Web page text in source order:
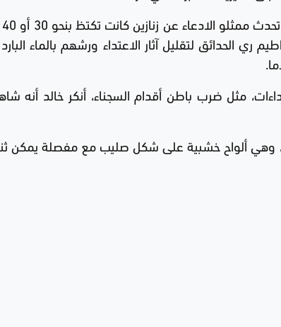
الحدائق لتقليل آثار الاعتداء ورشهم بالماء
مثل ضرب باطن أقدام السجناء، أنكر خالد أنه
وهي ألواح خشبية على شكل صليب مع مفصلة يمكن